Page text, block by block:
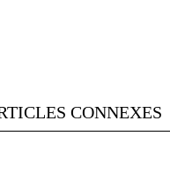
CONNEXES